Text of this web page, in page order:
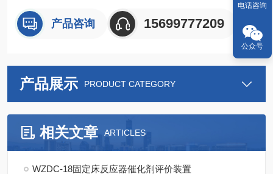
产品咨询 15699777209
产品展示 PRODUCT CATEGORY
相关文章 ARTICLES
WZDC-18固定床反应器催化剂评价装置
电话咨询
公众号